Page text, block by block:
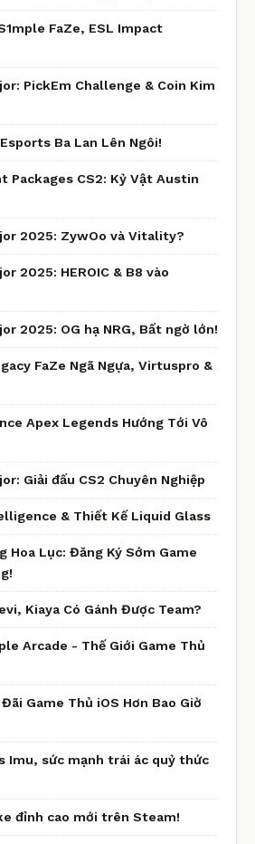
FaZe, ESL Impact
PickEm Challenge & Coin Kim
Ba Lan Lên Ngôi!
Packages CS2: Kỷ Vật Austin
2025: ZywOo và Vitality?
2025: HEROIC & B8 vào
2025: OG hạ NRG, Bất ngờ lớn!
FaZe Ngã Ngựa, Virtuspro &
Apex Legends Hướng Tới Vô
Giải đấu CS2 Chuyên Nghiệp
& Thiết Kế Liquid Glass
Hoa Lục: Đăng Ký Sớm Game
Kiaya Có Gánh Được Team?
Arcade - Thế Giới Game Thủ
Game Thủ iOS Hơn Bao Giờ
Imu, sức mạnh trái ác quỷ thức
đỉnh cao mới trên Steam!